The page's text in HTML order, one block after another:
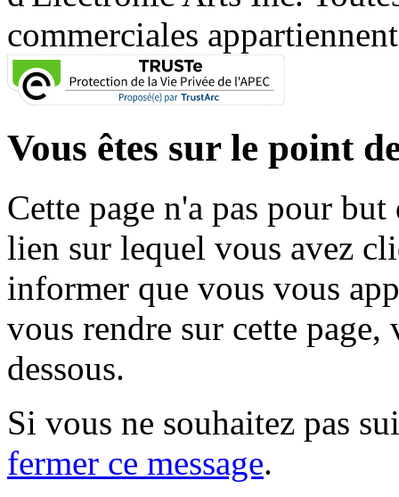
commerciales
Vous êtes sur le point
Cette page n'a pas pour
lien sur lequel vous avez
informer que vous vous
vous rendre sur cette
dessous.
Si vous ne souhaitez pas
fermer ce message.